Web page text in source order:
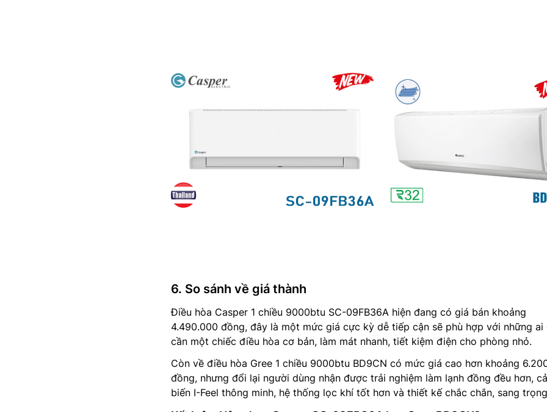
6. So sánh về giá thành
Điều hòa Casper 1 chiều 9000btu SC-09FB36A hiện đang có giá bán khoảng
4.490.000 đồng, đây là một mức giá cực kỳ dễ tiếp cận sẽ phù hợp với những ai
cần một chiếc điều hòa cơ bản, làm mát nhanh, tiết kiệm điện cho phòng nhỏ.
Còn về điều hòa Gree 1 chiều 9000btu BD9CN có mức giá cao hơn khoảng
đồng, nhưng đổi lại người dùng nhận được trải nghiệm làm lạnh đồng đều hơn,
biến I-Feel thông minh, hệ thống lọc khí tốt hơn và thiết kế chắc chắn, sang